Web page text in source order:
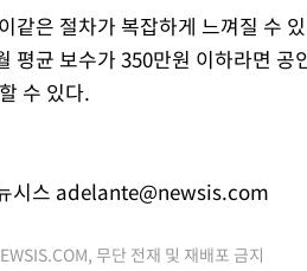
같은 절차가 복잡하게 느껴질 수
평균 보수가 350만원 이하라면
수 있다.
시스 adelante@newsis.com
무단 전재 및 재배포 금지